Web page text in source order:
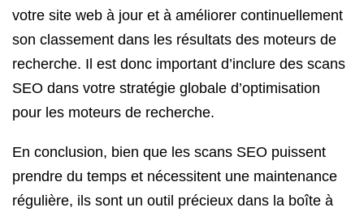
votre site web à jour et à améliorer continuellement
son classement dans les résultats des moteurs de
recherche. Il est donc important d’inclure des scans
SEO dans votre stratégie globale d’optimisation
pour les moteurs de recherche.
En conclusion, bien que les scans SEO puissent
prendre du temps et nécessitent une maintenance
régulière, ils sont un outil précieux dans la boîte à